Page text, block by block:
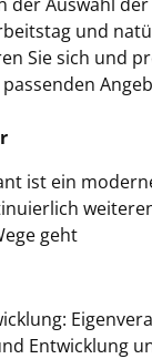
und
Sie sich und
ist ein
geht
Entwicklung